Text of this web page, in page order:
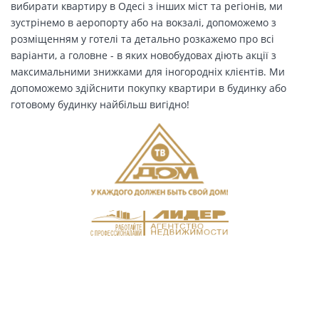
вибирати квартиру в Одесі з інших міст та регіонів, ми
зустрінемо в аеропорту або на вокзалі, допоможемо з
розміщенням у готелі та детально розкажемо про всі
варіанти, а головне - в яких новобудовах діють акції з
максимальними знижками для іногородніх клієнтів. Ми
допоможемо здійснити покупку квартири в будинку або
готовому будинку найбільш вигідно!